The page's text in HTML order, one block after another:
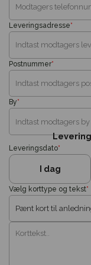
*
Leveringsadresse
*
Postnummer
*
By
*
Leveringsdato
I dag
*
Vælg korttype og tekst